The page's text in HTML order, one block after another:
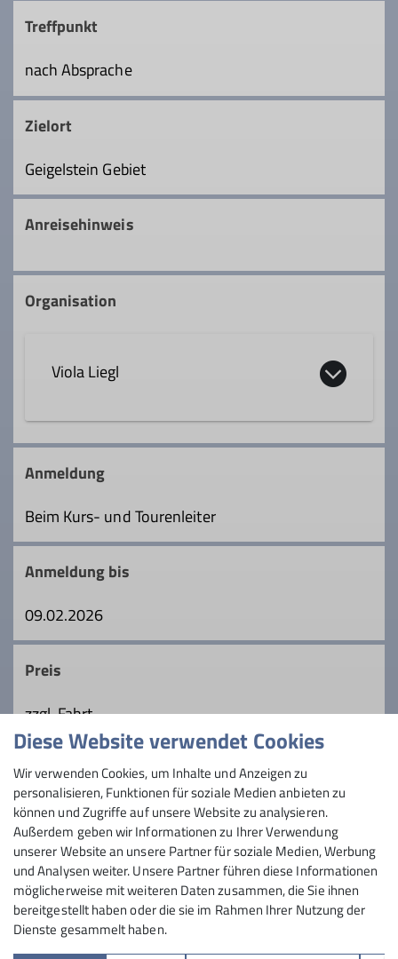
Treffpunkt
nach Absprache
Zielort
Geigelstein Gebiet
Anreisehinweis
Organisation
Viola Liegl
0157 3732 1488
v.liegl69@gmail.com
Trainer*in C Schneeschuhbergsteigen
Ämter
Tourenleiter
Anmeldung
Beim Kurs- und Tourenleiter
Anmeldung bis
09.02.2026
Preis
zzgl. Fahrt
Maximale Teilnehmeranzahl
7
Sektion
Diese Website verwendet Cookies
Wir verwenden Cookies, um Inhalte und Anzeigen zu
personalisieren, Funktionen für soziale Medien anbieten zu
können und Zugriffe auf unsere Website zu analysieren.
Außerdem geben wir Informationen zu Ihrer Verwendung
unserer Website an unsere Partner für soziale Medien, Werbung
und Analysen weiter. Unsere Partner führen diese Informationen
möglicherweise mit weiteren Daten zusammen, die Sie ihnen
bereitgestellt haben oder die sie im Rahmen Ihrer Nutzung der
Dienste gesammelt haben.